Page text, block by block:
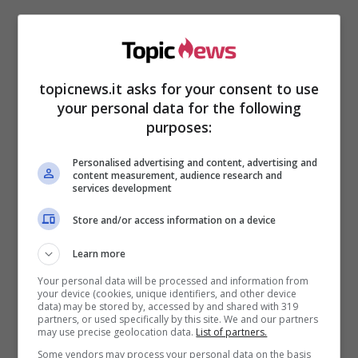
Nel corso della sua carriera ha ricevuto sette
Wind Music Awards per le sue vendite, due
MTV Awards, due Power Hits Estate e un Best
candidatura come Best Worldwide Act. Ha
inoltre ricevuto altre nomination ai World Music
Award, ai TRL Awards e ai Nickelodeon Kids’
Choice Awards.
Alessandra Amoroso, fisico
invidiabile
Insomma, un curriculum o, meglio, un palmares,
topicnews.it asks for your consent to use
your personal data for the following
purposes:
Personalised advertising and content, advertising and
content measurement, audience research and
services development
Store and/or access information on a device
Learn more
Your personal data will be processed and information from
your device (cookies, unique identifiers, and other device
data) may be stored by, accessed by and shared with 319
partners, or used specifically by this site. We and our partners
may use precise geolocation data. List of partners.
Some vendors may process your personal data on the basis